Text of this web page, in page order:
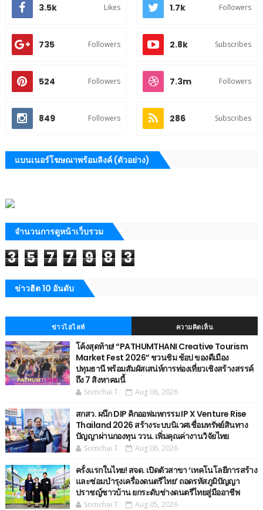
3.5k Likes 1.7k Followers
735 Followers 2.8k Subscribes
524 Followers 7.3m Followers
849 Followers 286 Subscribes
แบนเนอร์โฆษณาพร้อมลิงค์ (ตัวอย่าง)
จำนวนการดูหน้าเว็บรวม
3 5 7 7 9 8 3
ข่าวฮิต 10 อันดับ
ข่าวไฮไลท์ ความคิดเห็น
โค้งสุดท้าย! “PATHUMTHANI Creative Tourism
Market Fest 2026” ชวนชิม ช้อป ของดีเมือง
ปทุมธานี พร้อมสัมผัสเสน่ห์การท่องเที่ยวเชิงสร้างสรรค์
ถึง 7 สิงหาคมนี้
Somchai T. Aug 06, 2026
สกสว. ผนึก DIP คิกออฟมหกรรม IP X Venture Rise
Thailand 2026 สร้างระบบนิเวศเชื่อมทรัพย์สินทาง
ปัญญาผ่านกองทุน ววน. เพิ่มคุณค่างานวิจัยไทย
Somchai T. Aug 06, 2026
ครั้งแรกในไทย! สจด. เปิดตัวสาขา ‘เทคโนโลยีการสร้าง
และซ่อมบำรุงเครื่องดนตรีไทย’ ​ถอดรหัสภูมิปัญญา
ปราชญ์ชาวบ้าน ยกระดับช่างดนตรีไทยสู่มืออาชีพ
Somchai T. Aug 05, 2026